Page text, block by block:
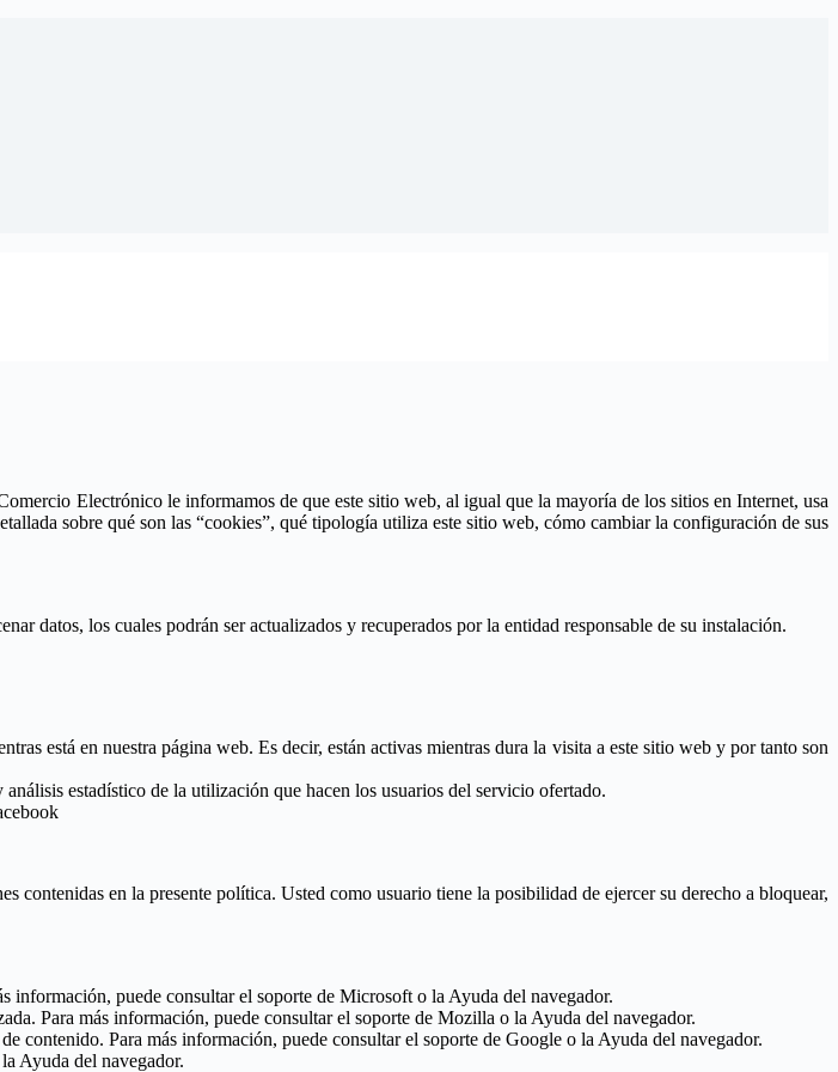
Electrónico le informamos de que este sitio web, al igual que la mayoría de los sitios en Internet, usa
sobre qué son las “cookies”, qué tipología utiliza este sitio web, cómo cambiar la configuración de sus
datos, los cuales podrán ser actualizados y recuperados por la entidad responsable de su instalación.
está en nuestra página web. Es decir, están activas mientras dura la visita a este sitio web y por tanto son
estadístico de la utilización que hacen los usuarios del servicio ofertado.
en la presente política. Usted como usuario tiene la posibilidad de ejercer su derecho a bloquear,
puede consultar el soporte de Microsoft o la Ayuda del navegador.
Para más información, puede consultar el soporte de Mozilla o la Ayuda del navegador.
Para más información, puede consultar el soporte de Google o la Ayuda del navegador.
Ayuda del navegador.